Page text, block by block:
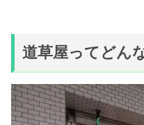
道草屋ってどん